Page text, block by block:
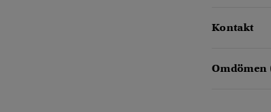
Kontakt
Omdömen